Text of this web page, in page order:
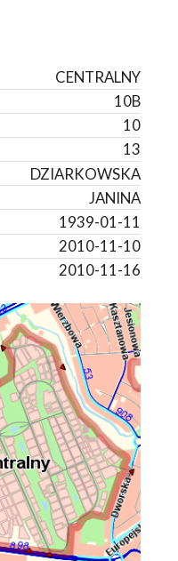
CENTRALNY
10B
10
13
DZIARKOWSKA
JANINA
1939-01-11
2010-11-10
2010-11-16